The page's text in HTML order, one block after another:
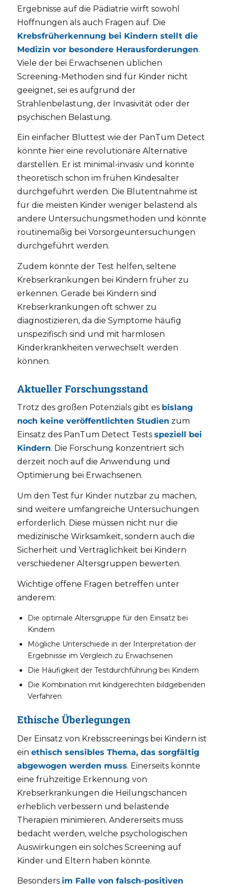
Ergebnisse auf die Pädiatrie wirft sowohl
Hoffnungen als auch Fragen auf. Die
Krebsfrüherkennung bei Kindern stellt die
Medizin vor besondere Herausforderungen.
Viele der bei Erwachsenen üblichen
Screening-Methoden sind für Kinder nicht
geeignet, sei es aufgrund der
Strahlenbelastung, der Invasivität oder der
psychischen Belastung.
Ein einfacher Bluttest wie der PanTum Detect
könnte hier eine revolutionäre Alternative
darstellen. Er ist minimal-invasiv und könnte
theoretisch schon im frühen Kindesalter
durchgeführt werden. Die Blutentnahme ist
für die meisten Kinder weniger belastend als
andere Untersuchungsmethoden und könnte
routinemäßig bei Vorsorgeuntersuchungen
durchgeführt werden.
Zudem könnte der Test helfen, seltene
Krebserkrankungen bei Kindern früher zu
erkennen. Gerade bei Kindern sind
Krebserkrankungen oft schwer zu
diagnostizieren, da die Symptome häufig
unspezifisch sind und mit harmlosen
Kinderkrankheiten verwechselt werden
können.
Aktueller Forschungsstand
Trotz des großen Potenzials gibt es bislang
noch keine veröffentlichten Studien zum
Einsatz des PanTum Detect Tests speziell bei
Kindern. Die Forschung konzentriert sich
derzeit noch auf die Anwendung und
Optimierung bei Erwachsenen.
Um den Test für Kinder nutzbar zu machen,
sind weitere umfangreiche Untersuchungen
erforderlich. Diese müssen nicht nur die
medizinische Wirksamkeit, sondern auch die
Sicherheit und Verträglichkeit bei Kindern
verschiedener Altersgruppen bewerten.
Wichtige offene Fragen betreffen unter
anderem:
Die optimale Altersgruppe für den Einsatz bei
Kindern
Mögliche Unterschiede in der Interpretation der
Ergebnisse im Vergleich zu Erwachsenen
Die Häufigkeit der Testdurchführung bei Kindern
Die Kombination mit kindgerechten bildgebenden
Verfahren
Ethische Überlegungen
Der Einsatz von Krebsscreenings bei Kindern ist
ein ethisch sensibles Thema, das sorgfältig
abgewogen werden muss. Einerseits könnte
eine frühzeitige Erkennung von
Krebserkrankungen die Heilungschancen
erheblich verbessern und belastende
Therapien minimieren. Andererseits muss
bedacht werden, welche psychologischen
Auswirkungen ein solches Screening auf
Kinder und Eltern haben könnte.
Besonders im Falle von falsch-positiven